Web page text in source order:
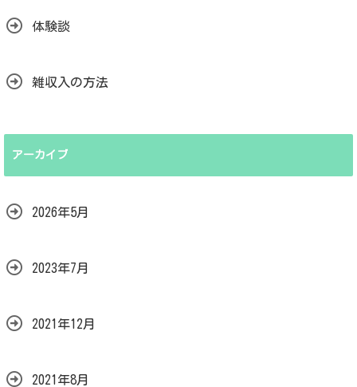
体験談
雑収入の方法
アーカイブ
2026年5月
2023年7月
2021年12月
2021年8月